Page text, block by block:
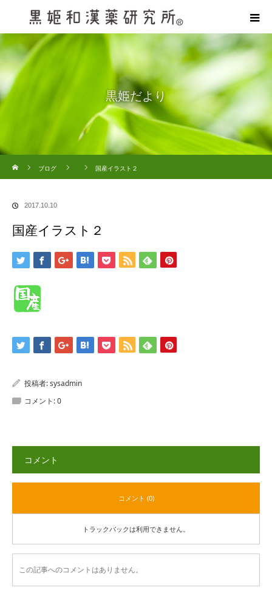
黒姫だより
ブログ
国産イラスト２
2017.10.10
国産イラスト２
投稿者:sysadmin
コメント:0
コメント
コメント (0)
トラックバックは利用できません。
この記事へのコメントはありません。